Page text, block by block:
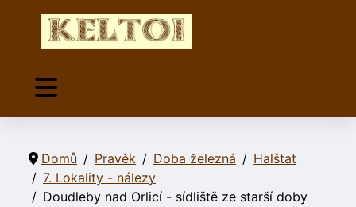
Domů Pravěk Doba železná
Halštat
7. Lokality - nálezy
Doudleby nad Orlicí - sídliště ze starší doby